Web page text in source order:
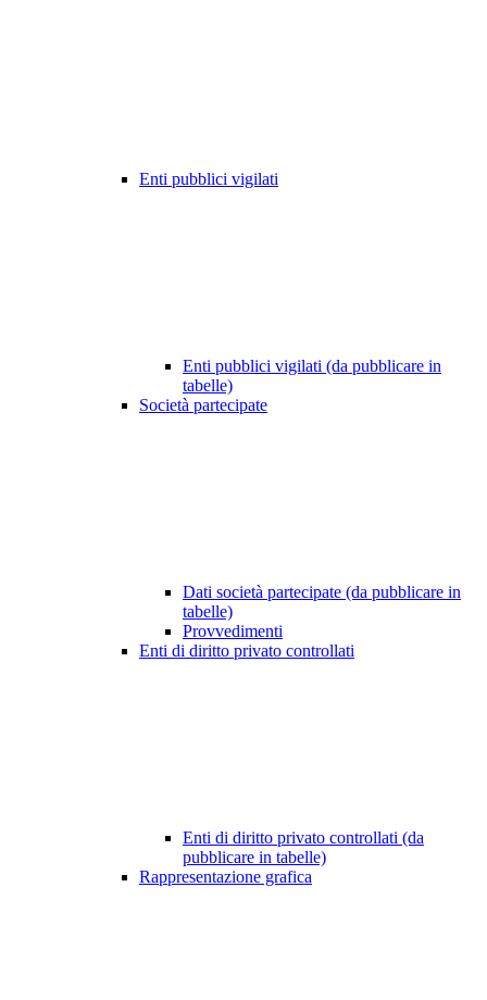
Enti pubblici vigilati
Enti pubblici vigilati (da pubblicare in
tabelle)
Società partecipate
Dati società partecipate (da pubblicare in
tabelle)
Provvedimenti
Enti di diritto privato controllati
Enti di diritto privato controllati (da
pubblicare in tabelle)
Rappresentazione grafica